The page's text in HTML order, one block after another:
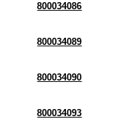
800034086
800034089
800034090
800034093